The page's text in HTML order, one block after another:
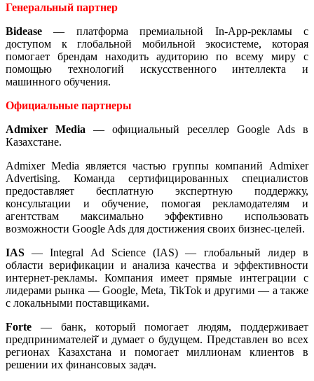
Генеральный партнер
Bidease — платформа премиальной In-App-рекламы с
доступом к глобальной мобильной экосистеме, которая
помогает брендам находить аудиторию по всему миру с
помощью технологий искусственного интеллекта и
машинного обучения.
Официальные партнеры
Admixer
Media — официальный реселлер Google Ads в
Казахстане.
Admixer Media является частью группы компаний Admixer
Advertising. Команда сертифицированных специалистов
предоставляет бесплатную экспертную поддержку,
консультации и обучение, помогая рекламодателям и
агентствам максимально эффективно использовать
возможности Google Ads для достижения своих бизнес-целей.
IAS — Integral Ad Science (IAS) — глобальный лидер в
области верификации и анализа качества и эффективности
интернет-рекламы. Компания имеет прямые интеграции с
лидерами рынка — Google, Meta, TikTok и другими — а также
с локальными поставщиками.
Forte — банк, который помогает людям, поддерживает
предпринимателей̆ и думает о будущем. Представлен во всех
регионах Казахстана и помогает миллионам клиентов в
решении их финансовых задач.